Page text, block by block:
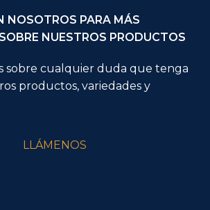
NOSOTROS PARA MÁS
NUESTROS PRODUCTOS
sobre cualquier duda que tenga
productos, variedades y
LLÁMENOS